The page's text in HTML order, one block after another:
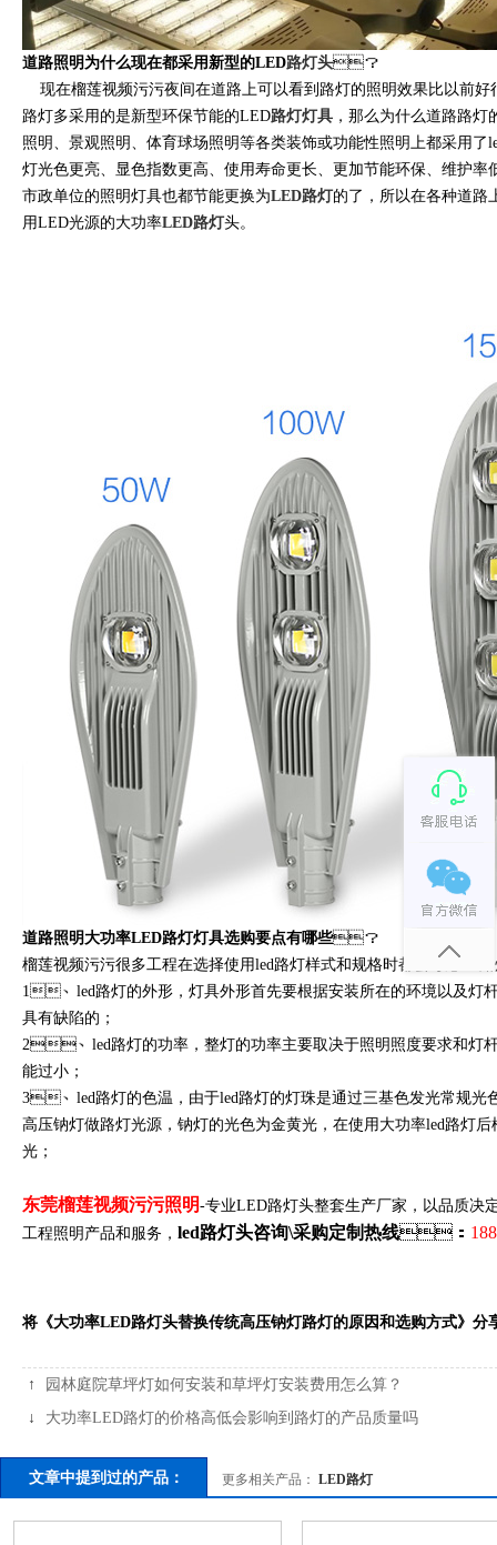
道路照明为什么现在都采用新型的LED路灯头？
现在榴莲视频污污夜间在道路上可以看到路灯的照明效果比以前好很多
路灯多采用的是新型环保节能的LED路灯灯具 ，那么为什么道路路
照明、景观照明、体育球场照明等各类装饰或功能性照明上都采用
灯光色更亮、显色指数更高、使用寿命更长、更加节能环保、维
市政单位的照明灯具也都节能更换为LED路灯的了，所以在各种道
用LED光源的大功率LED路灯头。
道路照明大功率LED路灯灯具选购要点有哪些？
榴莲视频污污很多工程在选择使用led路灯样式和规格时都会考虑led路
1、led路灯的外形，灯具外形首先要根据安装所在的环境以及灯杆
具有缺陷的；
2、led路灯的功率，整灯的功率主要取决于照明照度要求和灯
能过小；
3、led路灯的色温，由于led路灯的灯珠是通过三基色发光常规光色是
高压钠灯做路灯光源，钠灯的光色为金黄光，在使用大功率led路灯
光；
东莞榴莲视频污污照明-专业LED路灯头整套生产厂家，以品质决
工程照明产品和服务， led路灯头咨询\采购定制热线：
将《大功率LED路灯头替换传统高压钠灯路灯的原因和选购方式》分
↑
园林庭院草坪灯如何安装和草坪灯安装费用怎么算？
↓
大功率LED路灯的价格高低会影响到路灯的产品质量吗
文章中提到过的产品： 更多相关产品： LED路灯